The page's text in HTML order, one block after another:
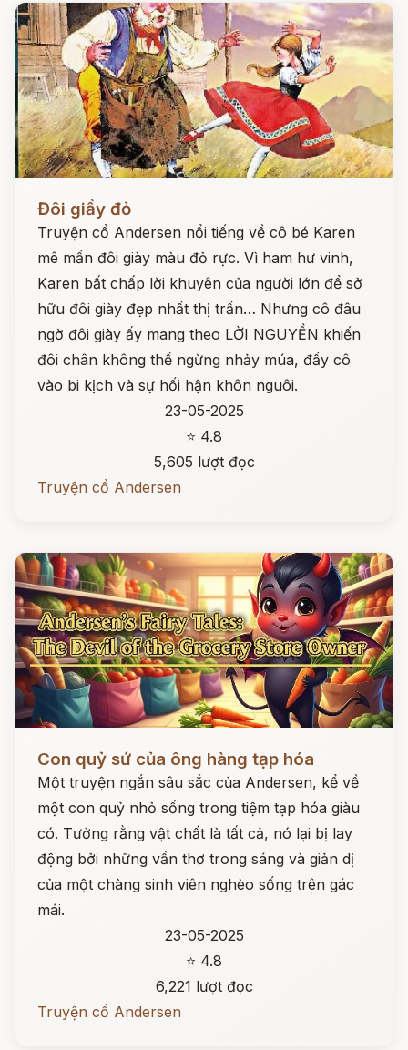
Đôi giầy đỏ
Truyện cổ Andersen nổi tiếng về cô bé Karen
mê mẩn đôi giày màu đỏ rực. Vì ham hư vinh,
Karen bất chấp lời khuyên của người lớn để sở
hữu đôi giày đẹp nhất thị trấn… Nhưng cô đâu
ngờ đôi giày ấy mang theo LỜI NGUYỀN khiến
đôi chân không thể ngừng nhảy múa, đẩy cô
vào bi kịch và sự hối hận khôn nguôi.
23-05-2025
⭐ 4.8
5,605 lượt đọc
Truyện cổ Andersen
Con quỷ sứ của ông hàng tạp hóa
Một truyện ngắn sâu sắc của Andersen, kể về
một con quỷ nhỏ sống trong tiệm tạp hóa giàu
có. Tưởng rằng vật chất là tất cả, nó lại bị lay
động bởi những vần thơ trong sáng và giản dị
của một chàng sinh viên nghèo sống trên gác
mái.
23-05-2025
⭐ 4.8
6,221 lượt đọc
Truyện cổ Andersen